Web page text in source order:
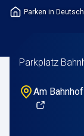
Parken in
Parkplatz
Am